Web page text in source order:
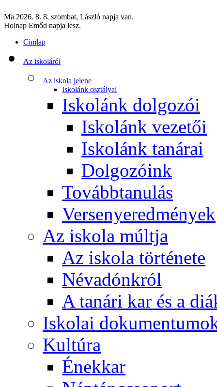
Ma 2026. 8. 8, szombat, László napja van.
Holnap Emőd napja lesz.
Címlap
Az iskoláról
Az iskola jelene
Iskolánk osztályai
Iskolánk dolgozói
Iskolánk vezetői
Iskolánk tanárai
Dolgozóink
Továbbtanulás
Versenyeredmények
Az iskola múltja
Az iskola története
Névadónkról
A tanári kar és a
Iskolai
Kultúra
Énekkar